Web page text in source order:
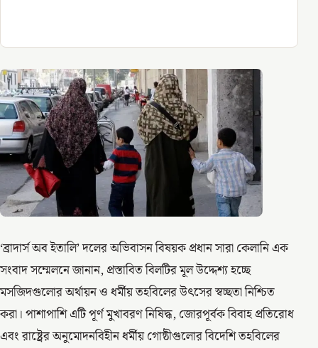
‘ব্রাদার্স অব ইতালি’ দলের অভিবাসন বিষয়ক প্রধান সারা কেলানি এক
সংবাদ সম্মেলনে জানান, প্রস্তাবিত বিলটির মূল উদ্দেশ্য হচ্ছে
মসজিদগুলোর অর্থায়ন ও ধর্মীয় তহবিলের উৎসের স্বচ্ছতা নিশ্চিত
করা। পাশাপাশি এটি পূর্ণ মুখাবরণ নিষিদ্ধ, জোরপূর্বক বিবাহ প্রতিরোধ
এবং রাষ্ট্রের অনুমোদনবিহীন ধর্মীয় গোষ্ঠীগুলোর বিদেশি তহবিলের